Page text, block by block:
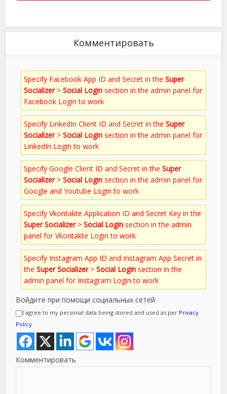
Комментировать
Specify Facebook App ID and Secret in theSuper
Socializer>Social Login section in the admin panel for
Facebook Login to work
Specify LinkedIn Client ID and Secret in theSuper
Socializer>Social Login section in the admin panel for
LinkedIn Login to work
Specify Google Client ID and Secret in theSuper
Socializer>Social Login section in the admin panel for
Google and Youtube Login to work
Specify Vkontakte Application ID and Secret Key in the
Super Socializer>Social Login section in the admin
panel for Vkontakte Login to work
Specify Instagram App ID and Instagram App Secret in
theSuper Socializer>Social Login section in the
admin panel for Instagram Login to work
Войдите при помощи социальных сетей
I agree to my personal data being stored and used as per Privacy
Policy
Комментировать